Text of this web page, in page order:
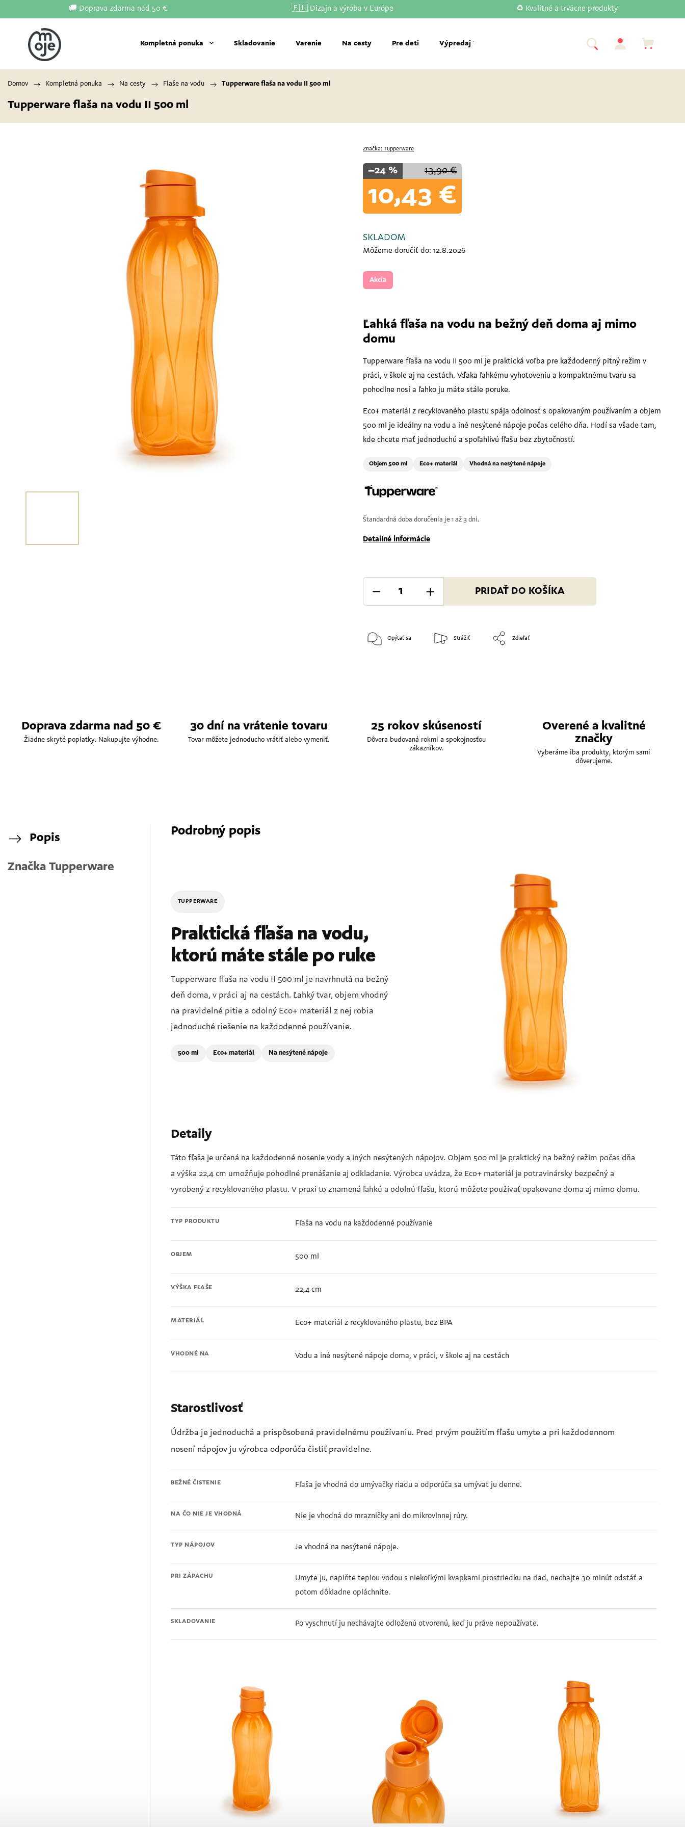
🚚 Doprava zdarma nad 50 € 🇪🇺 Dizajn a výroba v Európe ♻️ Kvalitné a trvácne produkty
Kompletná ponuka Skladovanie Varenie Na cesty Pre deti Výpredaj Tupperware Značky
Domov / Kompletná ponuka / Na cesty / Flaše na vodu / Tupperware flaša na vodu II 500 ml
Tupperware flaša na vodu II 500 ml
Značka:Tupperware
13,90 €
–24 %
10,43 €
Ľahká fľaša na vodu na bežný deň doma aj mimo
domu
Tupperware fľaša na vodu II 500 ml je praktická voľba pre každodenný pitný režim v
práci, v škole aj na cestách. Vďaka ľahkému vyhotoveniu a kompaktnému tvaru sa
pohodlne nosí a ľahko ju máte stále poruke.
Eco+ materiál z recyklovaného plastu spája odolnosť s opakovaným používaním a objem
500 ml je ideálny na vodu a iné nesýtené nápoje počas celého dňa. Hodí sa všade tam,
kde chcete mať jednoduchú a spoľahlivú fľašu bez zbytočností.
Objem 500 ml Eco+ materiál Vhodná na nesýtené nápoje
Štandardná doba doručenia je 1 až 3 dni.
Detailné informácie
Akcia
SKLADOM
Môžeme doručiť do: 12.8.2026
PRIDAŤ DO KOŠÍKA
Opýtať sa Strážiť Zdieľať
Doprava zdarma nad 50 €
Žiadne skryté poplatky. Nakupujte výhodne.
30 dní na vrátenie tovaru
Tovar môžete jednoducho vrátiť alebo vymeniť.
25 rokov skúseností
Dôvera budovaná rokmi a spokojnosťou
zákazníkov.
Overené a kvalitné
značky
Vyberáme iba produkty, ktorým sami
dôverujeme.
Popis
Značka Tupperware
Podrobný popis
TUPPERWARE
Praktická fľaša na vodu,
ktorú máte stále po ruke
Tupperware fľaša na vodu II 500 ml je navrhnutá na bežný
deň doma, v práci aj na cestách. Ľahký tvar, objem vhodný
na pravidelné pitie a odolný Eco+ materiál z nej robia
jednoduché riešenie na každodenné používanie.
500 ml Eco+ materiál Na nesýtené nápoje
Detaily
Táto fľaša je určená na každodenné nosenie vody a iných nesýtených nápojov. Objem 500 ml je praktický na bežný režim počas dňa
a výška 22,4 cm umožňuje pohodlné prenášanie aj odkladanie. Výrobca uvádza, že Eco+ materiál je potravinársky bezpečný a
vyrobený z recyklovaného plastu. V praxi to znamená ľahkú a odolnú fľašu, ktorú môžete používať opakovane doma aj mimo domu.
TYP PRODUKTU Fľaša na vodu na každodenné používanie
OBJEM 500 ml
VÝŠKA FĽAŠE 22,4 cm
MATERIÁL Eco+ materiál z recyklovaného plastu, bez BPA
VHODNÉ NA Vodu a iné nesýtené nápoje doma, v práci, v škole aj na cestách
Starostlivosť
Údržba je jednoduchá a prispôsobená pravidelnému používaniu. Pred prvým použitím fľašu umyte a pri každodennom
nosení nápojov ju výrobca odporúča čistiť pravidelne.
BEŽNÉ ČISTENIE Fľaša je vhodná do umývačky riadu a odporúča sa umývať ju denne.
NA ČO NIE JE VHODNÁ Nie je vhodná do mrazničky ani do mikrovlnnej rúry.
TYP NÁPOJOV Je vhodná na nesýtené nápoje.
PRI ZÁPACHU
Umyte ju, naplňte teplou vodou s niekoľkými kvapkami prostriedku na riad, nechajte 30 minút odstáť a
potom dôkladne opláchnite.
SKLADOVANIE Po vyschnutí ju nechávajte odloženú otvorenú, keď ju práve nepoužívate.